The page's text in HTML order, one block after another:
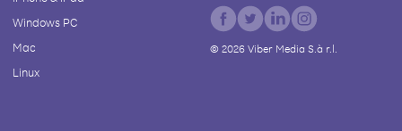
Windows PC
Mac
Linux
© 2026Viber Media S.à r.l.